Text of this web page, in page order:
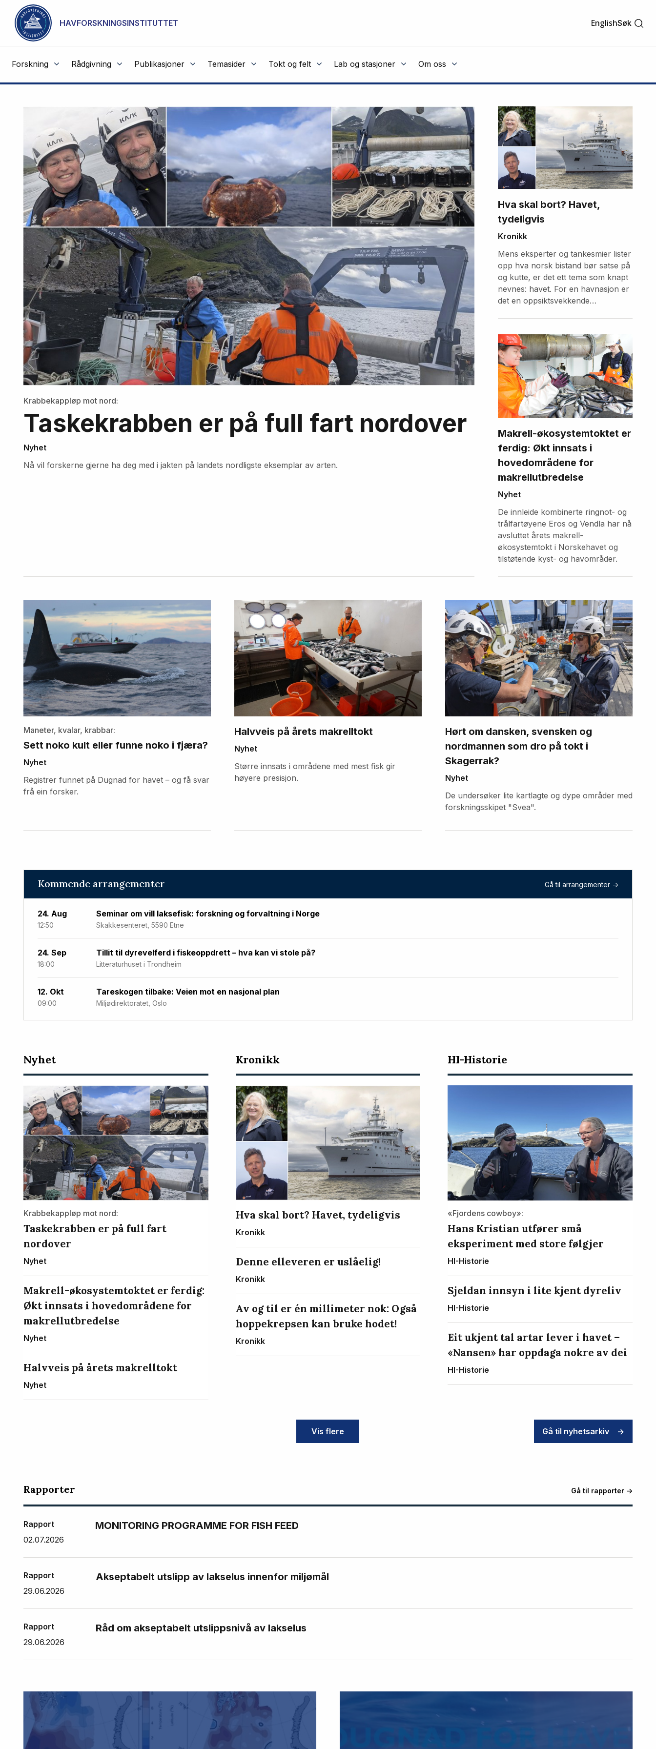
Gå til hovedinnhold
HAVFORSKNINGSINSTITUTTET EnglishSøk
Forskning Rådgivning Publikasjoner Temasider Tokt og felt Lab og stasjoner Om oss
NOT CACHED
Havforskningsinstituttet
artikler
Krabbekappløp mot nord:
Taskekrabben er på full fart nordover
Nyhet
Nå vil forskerne gjerne ha deg med i jakten på landets nordligste eksemplar av arten.
Hva skal bort? Havet,
tydeligvis
Kronikk
Mens eksperter og tankesmier lister
opp hva norsk bistand bør satse på
og kutte, er det ett tema som knapt
nevnes: havet. For en havnasjon er
det en oppsiktsvekkende
Makrell-økosystemtoktet er
ferdig: Økt innsats i
hovedområdene for
makrellutbredelse
Nyhet
De innleide kombinerte ringnot- og
trålfartøyene Eros og Vendla har nå
avsluttet årets makrell-
økosystemtokt i Norskehavet og
tilstøtende kyst- og havområder.
Fremhevede
artikler
Maneter, kvalar, krabbar:
Sett noko kult eller funne noko i fjæra?
Nyhet
Registrer funnet på Dugnad for havet – og få svar
frå ein forsker.
Halvveis på årets makrelltokt
Nyhet
Større innsats i områdene med mest fisk gir
høyere presisjon.
Hørt om dansken, svensken og
nordmannen som dro på tokt i
Skagerrak?
Nyhet
De undersøker lite kartlagte og dype områder med
forskningsskipet "Svea".
Kommende arrangementer Gå til arrangementer ->
24. Aug
12:50
Seminar om vill laksefisk: forskning og forvaltning i Norge
Skakkesenteret, 5590 Etne
24. Sep
18:00
Tillit til dyrevelferd i fiskeoppdrett – hva kan vi stole på?
Litteraturhuset i Trondheim
12. Okt
09:00
Tareskogen tilbake: Veien mot en nasjonal plan
Miljødirektoratet, Oslo
Nyeste
artikler
Nyhet
Krabbekappløp mot nord:
Taskekrabben er på full fart
nordover
Nyhet
Makrell-økosystemtoktet er ferdig:
Økt innsats i hovedområdene for
makrellutbredelse
Nyhet
Halvveis på årets makrelltokt
Nyhet
Kronikk
Hva skal bort? Havet, tydeligvis
Kronikk
Denne elleveren er uslåelig!
Kronikk
Av og til er én millimeter nok: Også
hoppekrepsen kan bruke hodet!
Kronikk
HI-Historie
«Fjordens cowboy»:
Hans Kristian utfører små
eksperiment med store følgjer
HI-Historie
Sjeldan innsyn i lite kjent dyreliv
HI-Historie
Eit ukjent tal artar lever i havet –
«Nansen» har oppdaga nokre av dei
HI-Historie
Vis flere Gå til nyhetsarkiv ->
Rapporter Gå til rapporter ->
Rapport
02.07.2026
MONITORING PROGRAMME FOR FISH FEED
Rapport
29.06.2026
Akseptabelt utslipp av lakselus innenfor miljømål
Rapport
29.06.2026
Råd om akseptabelt utslippsnivå av lakselus